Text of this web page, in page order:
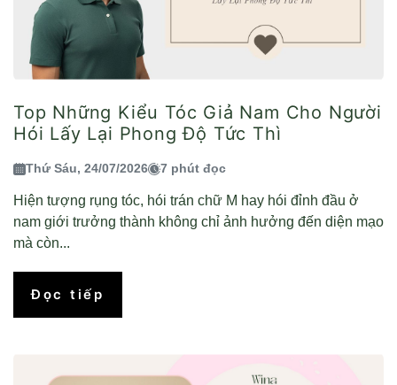
Top Những Kiểu Tóc Giả Nam Cho Người
Hói Lấy Lại Phong Độ Tức Thì
Thứ Sáu, 24/07/2026 7 phút đọc
Hiện tượng rụng tóc, hói trán chữ M hay hói đỉnh đầu ở
nam giới trưởng thành không chỉ ảnh hưởng đến diện mạo
mà còn...
Đọc tiếp